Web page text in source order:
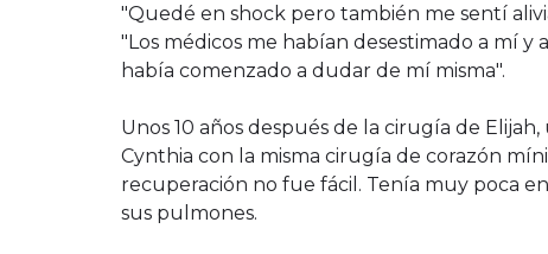
"Quedé en shock pero también me sentí
"Los médicos me habían desestimado a mí
había comenzado a dudar de mí misma".
Unos 10 años después de la cirugía de
Cynthia con la misma cirugía de corazón
recuperación no fue fácil. Tenía muy poca
sus pulmones.